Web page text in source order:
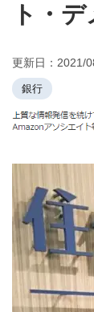
ト・
更新日： 2021/
銀行